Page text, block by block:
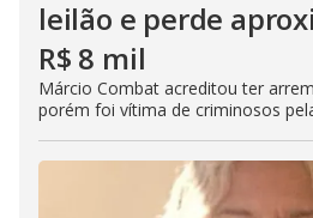
leilão e perde
R$ 8 mil
Márcio Combat acreditou ter
porém foi vítima de criminosos